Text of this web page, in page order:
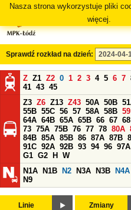
Nasza strona wykorzystuje pliki
więcej.
Sprawdź rozkład na dzień:
Z Z1 Z2 0 1 2 3 4 5 6 7
41 43 45
Z3 Z6 Z13 Z43 50A 50B
55B 55C 56 57 58A 58B 59
64A 64B 65A 65B 66 67 68
73 75A 75B 76 77 78 80A
84B 85A 85B 86 87A 87B
91C 92A 92B 93 94 96 97A
G1 G2 H
W
N1A
N1B N2 N3A N3B N4A
N9
Linie Zmiany